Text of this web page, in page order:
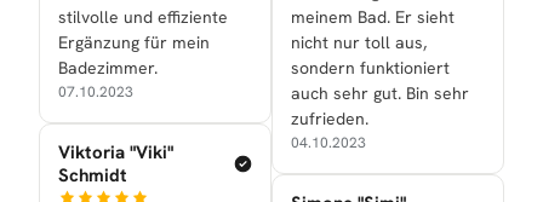
stilvolle und effiziente
Ergänzung für mein
Badezimmer.
07.10.2023
Viktoria "Viki"
Schmidt
meinem Bad. Er sieht
nicht nur toll aus,
sondern funktioniert
auch sehr gut. Bin sehr
zufrieden.
04.10.2023